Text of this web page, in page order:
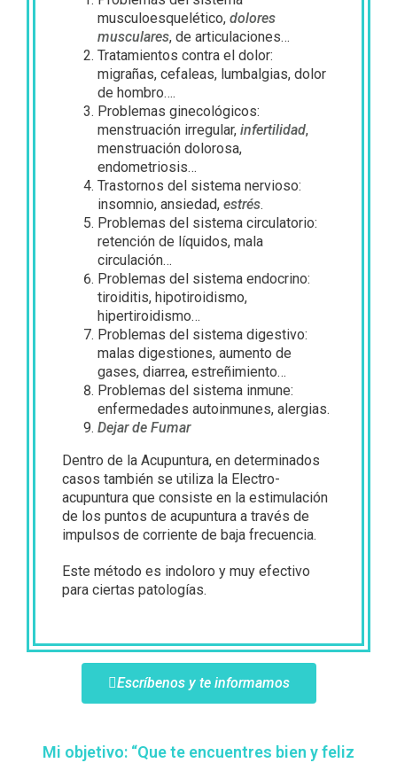
musculoesquelético, dolores
musculares, de articulaciones…
Tratamientos contra el dolor:
migrañas, cefaleas, lumbalgias, dolor
de hombro….
Problemas ginecológicos:
menstruación irregular, infertilidad,
menstruación dolorosa,
endometriosis…
Trastornos del sistema nervioso:
insomnio, ansiedad, estrés.
Problemas del sistema circulatorio:
retención de líquidos, mala
circulación…
Problemas del sistema endocrino:
tiroiditis, hipotiroidismo,
hipertiroidismo…
Problemas del sistema digestivo:
malas digestiones, aumento de
gases, diarrea, estreñimiento…
Problemas del sistema inmune:
enfermedades autoinmunes, alergias.
Dejar de Fumar
Dentro de la Acupuntura, en determinados
casos también se utiliza la Electro-
acupuntura que consiste en la estimulación
de los puntos de acupuntura a través de
impulsos de corriente de baja frecuencia.
Este método es indoloro y muy efectivo
para ciertas patologías.
Escríbenos y te informamos
Mi objetivo: “Que te encuentres bien y feliz